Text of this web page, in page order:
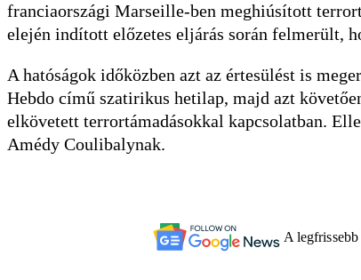
franciaországi Marseille-ben meghiúsított
elején indított előzetes eljárás során felmerült,
A hatóságok időközben azt az értesülést is
Hebdo című szatirikus hetilap, majd azt
elkövetett terrortámadásokkal kapcsolatban.
Amédy Coulibalynak.
A